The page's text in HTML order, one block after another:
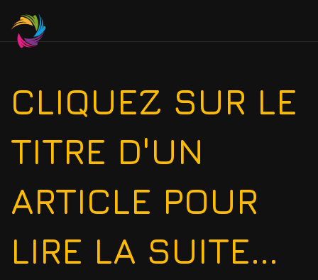
CLIQUEZ SUR LE
TITRE D'UN
ARTICLE POUR
LIRE LA SUITE...